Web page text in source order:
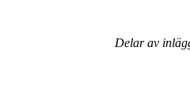
Delar av